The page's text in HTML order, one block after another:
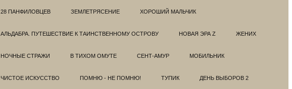
28 ПАНФИЛОВЦЕВ ЗЕМЛЕТРЯСЕНИЕ ХОРОШИЙ МАЛЬЧИК
АЛЬДАБРА. ПУТЕШЕСТВИЕ К ТАИНСТВЕННОМУ ОСТРОВУ НОВАЯ ЭРА Z ЖЕНИХ
НОЧНЫЕ СТРАЖИ В ТИХОМ ОМУТЕ СЕНТ-АМУР МОБИЛЬНИК
ЧИСТОЕ ИСКУССТВО ПОМНЮ - НЕ ПОМНЮ! ТУПИК ДЕНЬ ВЫБОРОВ 2